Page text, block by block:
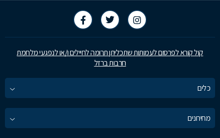
קול קורא לפרסום לעמותות שתכליתן תרומה לחיילים ו/או לנפגעי מלחמת
חרבות ברזל
כלים
מחירונים